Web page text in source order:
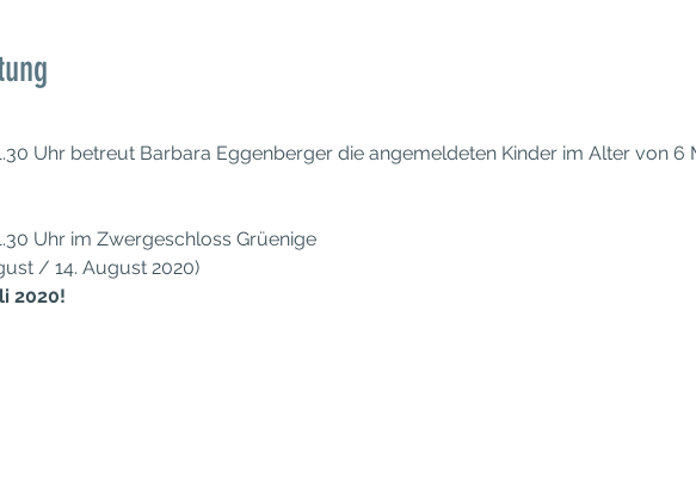
Uhr betreut Barbara Eggenberger die angemeldeten Kinder im Alter von 6
Uhr im Zwergeschloss Grüenige
/ 14. August 2020)
2020!